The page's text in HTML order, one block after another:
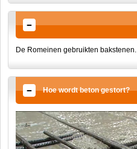
De Romeinen gebruikten bakstenen.
Hoe wordt beton gestort?